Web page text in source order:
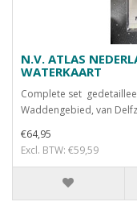
N.V. ATLAS
WATERKAART
Complete set
Waddengebied, van
€64,95
Excl. BTW: €59,59